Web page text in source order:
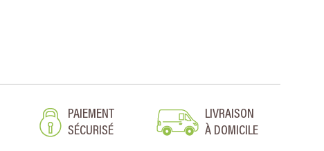
PAIEMENT
SÉCURISÉ
LIVRAISON
À DOMICILE